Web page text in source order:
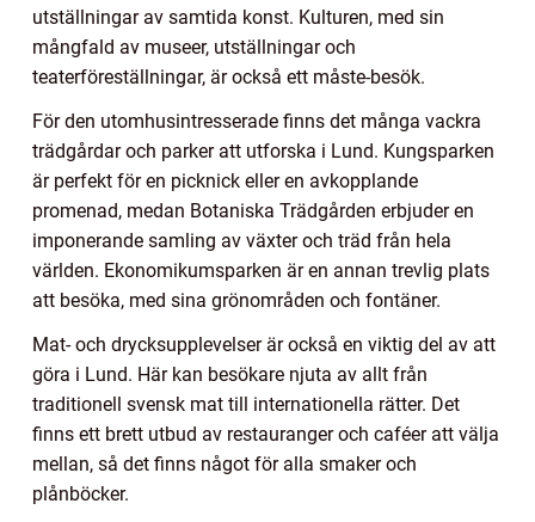
utställningar av samtida konst. Kulturen, med sin
mångfald av museer, utställningar och
teaterföreställningar, är också ett måste-besök.
För den utomhusintresserade finns det många vackra
trädgårdar och parker att utforska i Lund. Kungsparken
är perfekt för en picknick eller en avkopplande
promenad, medan Botaniska Trädgården erbjuder en
imponerande samling av växter och träd från hela
världen. Ekonomikumsparken är en annan trevlig plats
att besöka, med sina grönområden och fontäner.
Mat- och drycksupplevelser är också en viktig del av att
göra i Lund. Här kan besökare njuta av allt från
traditionell svensk mat till internationella rätter. Det
finns ett brett utbud av restauranger och caféer att välja
mellan, så det finns något för alla smaker och
plånböcker.